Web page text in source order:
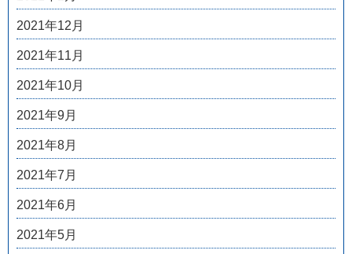
2021年12月
2021年11月
2021年10月
2021年9月
2021年8月
2021年7月
2021年6月
2021年5月